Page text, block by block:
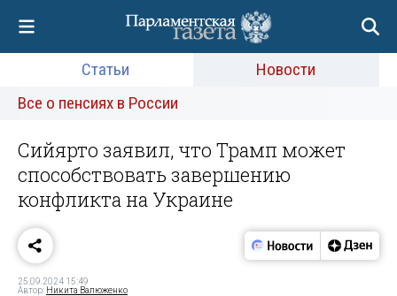
Статьи
Новости
Все о пенсиях в России
Сийярто заявил, что Трамп может
способствовать завершению
конфликта на Украине
25.09.2024 15:49
Автор: Никита Валюженко